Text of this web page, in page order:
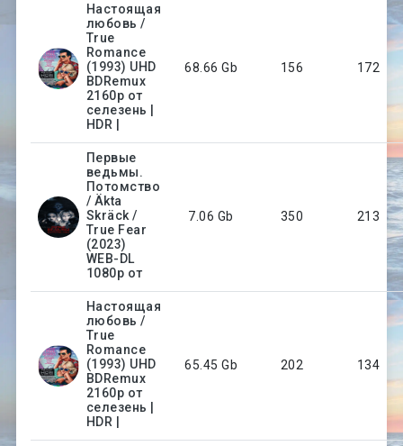
Настоящая
любовь /
True
Romance
(1993) UHD
BDRemux
2160p от
селезень |
HDR |
68.66 Gb 156 172
Первые
ведьмы.
Потомство
/ Äkta
Skräck /
True Fear
(2023)
WEB-DL
1080p от
7.06 Gb 350 213
Настоящая
любовь /
True
Romance
(1993) UHD
BDRemux
2160p от
селезень |
HDR |
65.45 Gb 202 134